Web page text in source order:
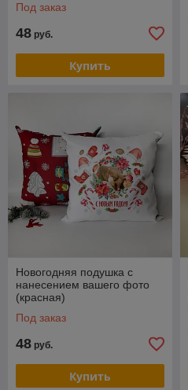
Под заказ
48 руб.
Купить
Новогодняя подушка с
нанесением вашего фото
(красная)
Под заказ
48 руб.
Купить